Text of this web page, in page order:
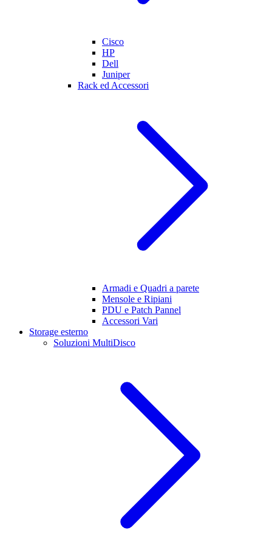
Cisco
HP
Dell
Juniper
Rack ed Accessori
Armadi e Quadri a parete
Mensole e Ripiani
PDU e Patch Pannel
Accessori Vari
Storage esterno
Soluzioni MultiDisco